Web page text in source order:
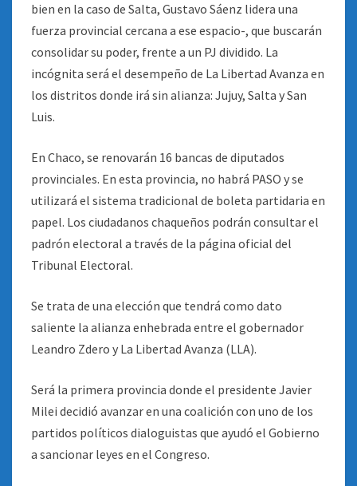
bien en la caso de Salta, Gustavo Sáenz lidera una
fuerza provincial cercana a ese espacio-, que buscarán
consolidar su poder, frente a un PJ dividido. La
incógnita será el desempeño de La Libertad Avanza en
los distritos donde irá sin alianza: Jujuy, Salta y San
Luis.
En Chaco, se renovarán 16 bancas de diputados
provinciales. En esta provincia, no habrá PASO y se
utilizará el sistema tradicional de boleta partidaria en
papel. Los ciudadanos chaqueños podrán consultar el
padrón electoral a través de la página oficial del
Tribunal Electoral.
Se trata de una elección que tendrá como dato
saliente la alianza enhebrada entre el gobernador
Leandro Zdero y La Libertad Avanza (LLA).
Será la primera provincia donde el presidente Javier
Milei decidió avanzar en una coalición con uno de los
partidos políticos dialoguistas que ayudó el Gobierno
a sancionar leyes en el Congreso.